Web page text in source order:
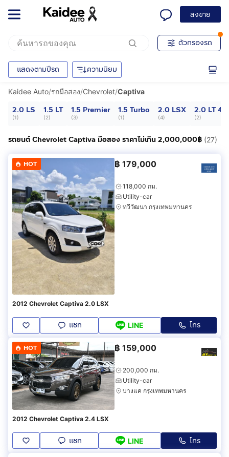
ลงขาย
ตัวกรองรถ
แสดงตามปีรถ ความนิยม
Kaidee Auto/รถมือสอง/Chevrolet/Captiva
2.0 LS
(1)
1.5 LT
(2)
1.5 Premier
(3)
1.5 Turbo
(1)
2.0 LSX
(4)
2.0 LT
(2)
รถยนต์ Chevrolet Captiva มือสอง ราคาไม่เกิน 2,000,000฿ (27)
HOT ฿ 179,000
118,000 กม.
Utility-car
ทวีวัฒนา กรุงเทพมหานคร
2012 Chevrolet Captiva 2.0 LSX
แชท LINE โทร
HOT ฿ 159,000
200,000 กม.
Utility-car
บางแค กรุงเทพมหานคร
2012 Chevrolet Captiva 2.4 LSX
แชท LINE โทร